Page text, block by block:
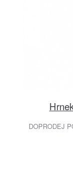
DOPRODEJ